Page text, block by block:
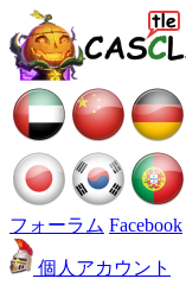
フォーラム Facebook
個人アカウント